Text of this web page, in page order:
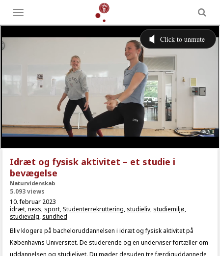
Toggle
menu
Idræt og fysisk aktivitet – et studie i
bevægelse
Naturvidenskab
5.093 views
10. februar 2023
idræt,nexs, sport,Studenterrekruttering, studieliv, studiemiljø,
studievalg, sundhed
Bliv klogere på bacheloruddannelsen i idræt og fysisk aktivitet på
Københavns Universitet. De studerende og en underviser fortæller om
uddannelsen og studielivet. Du møder desuden tre færdiguddannede